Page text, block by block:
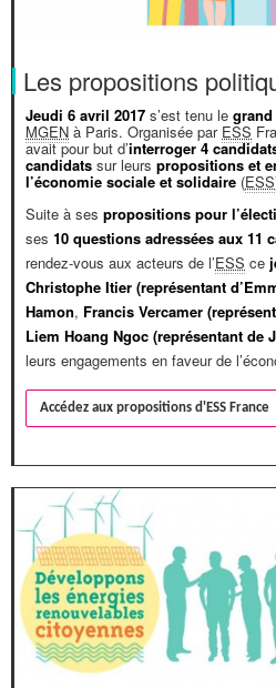
Les propositions
Jeudi 6 avril 2017 s’est tenu le
MGEN à Paris. Organisée par ESS
avait pour but d’interroger 4
candidats sur leurs propositions et
l’économie sociale et solidaire (ESS
Suite à ses propositions pour
ses 10 questions adressées aux 11
rendez-vous aux acteurs de l’ESS ce
Christophe Itier (représentant
Hamon, Francis Vercamer
Liem Hoang Ngoc (représentant de
leurs engagements en faveur de
Accédez aux propositions d'ESS France